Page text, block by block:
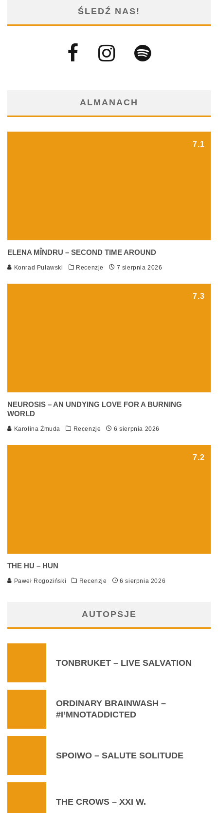
ŚLEDŹ NAS!
ALMANACH
7.1
ELENA MÎNDRU – SECOND TIME AROUND
Konrad Puławski Recenzje 7 sierpnia 2026
7.3
NEUROSIS – AN UNDYING LOVE FOR A BURNING
WORLD
Karolina Żmuda Recenzje 6 sierpnia 2026
7.2
THE HU – HUN
Paweł Rogoziński Recenzje 6 sierpnia 2026
AUTOPSJE
TONBRUKET – LIVE SALVATION
ORDINARY BRAINWASH –
#I’MNOTADDICTED
SPOIWO – SALUTE SOLITUDE
THE CROWS – XXI W.